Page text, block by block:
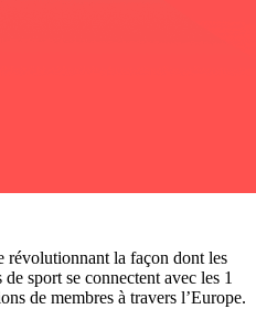
révolutionnant la façon dont les
sport se connectent avec les 1
de membres à travers l’Europe.